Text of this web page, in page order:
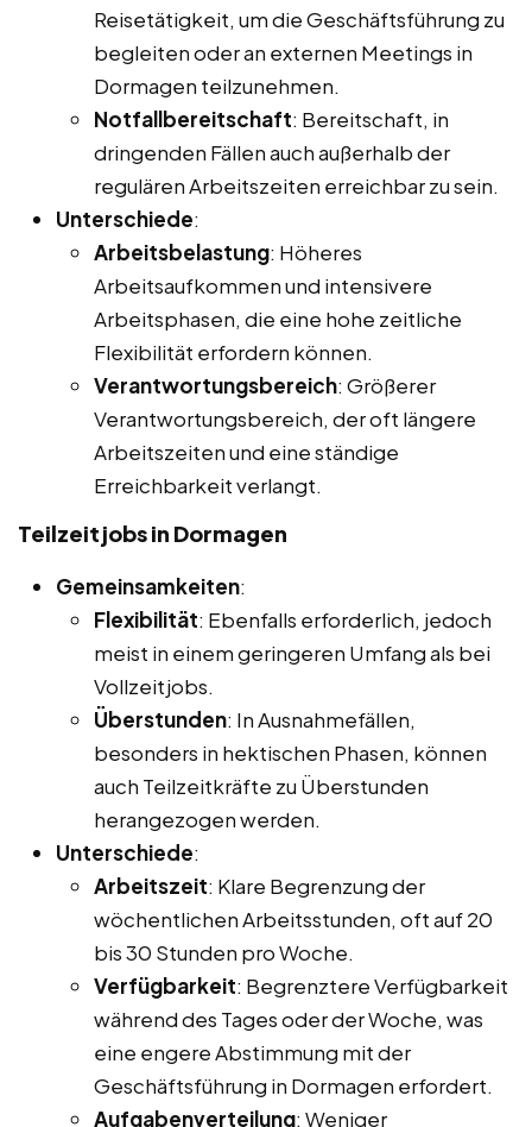
Reisetätigkeit, um die Geschäftsführung zu
begleiten oder an externen Meetings in
Dormagen teilzunehmen.
Notfallbereitschaft: Bereitschaft, in
dringenden Fällen auch außerhalb der
regulären Arbeitszeiten erreichbar zu sein.
Unterschiede:
Arbeitsbelastung: Höheres
Arbeitsaufkommen und intensivere
Arbeitsphasen, die eine hohe zeitliche
Flexibilität erfordern können.
Verantwortungsbereich: Größerer
Verantwortungsbereich, der oft längere
Arbeitszeiten und eine ständige
Erreichbarkeit verlangt.
Teilzeitjobs in Dormagen
Gemeinsamkeiten:
Flexibilität: Ebenfalls erforderlich, jedoch
meist in einem geringeren Umfang als bei
Vollzeitjobs.
Überstunden: In Ausnahmefällen,
besonders in hektischen Phasen, können
auch Teilzeitkräfte zu Überstunden
herangezogen werden.
Unterschiede:
Arbeitszeit: Klare Begrenzung der
wöchentlichen Arbeitsstunden, oft auf 20
bis 30 Stunden pro Woche.
Verfügbarkeit: Begrenztere Verfügbarkeit
während des Tages oder der Woche, was
eine engere Abstimmung mit der
Geschäftsführung in Dormagen erfordert.
Aufgabenverteilung: Weniger